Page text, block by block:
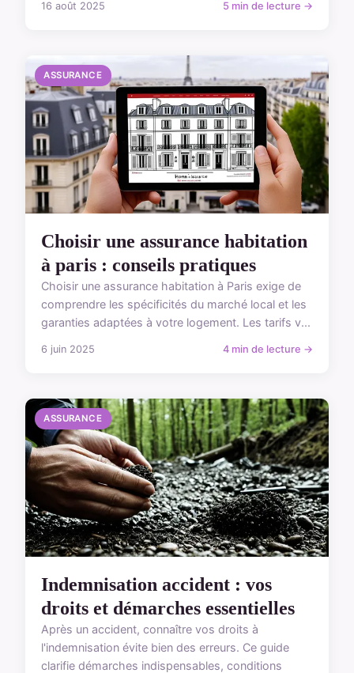
16 août 2025 5 min de lecture →
ASSURANCE
Choisir une assurance habitation
à paris : conseils pratiques
Choisir une assurance habitation à Paris exige de
comprendre les spécificités du marché local et les
garanties adaptées à votre logement. Les tarifs v...
6 juin 2025 4 min de lecture →
ASSURANCE
Indemnisation accident : vos
droits et démarches essentielles
Après un accident, connaître vos droits à
l'indemnisation évite bien des erreurs. Ce guide
clarifie démarches indispensables, conditions